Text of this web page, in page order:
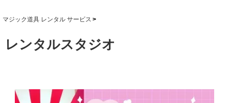
マジック道具 レンタル サービス
レンタルスタジオ